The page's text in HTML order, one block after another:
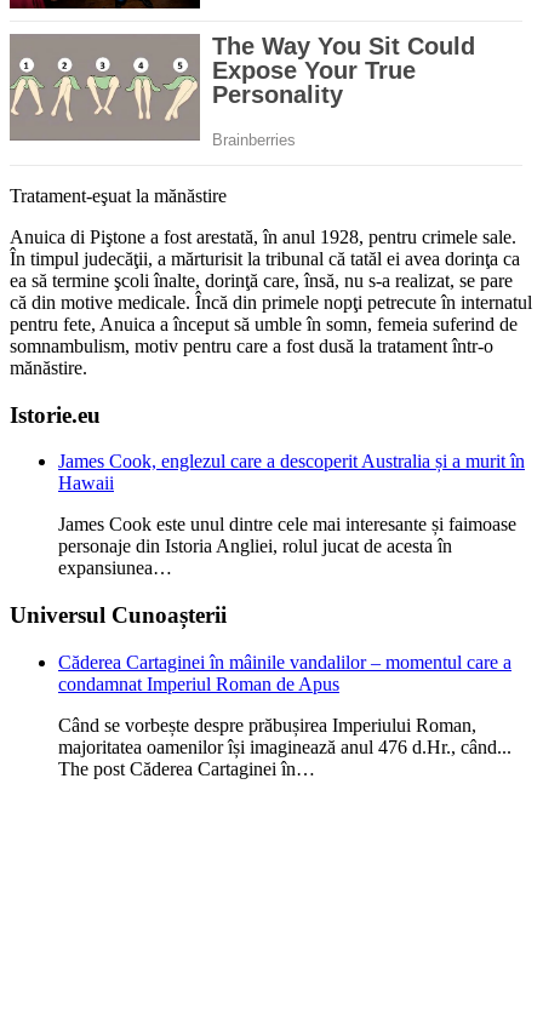
Tratament-eşuat la mănăstire
Anuica di Piştone a fost arestată, în anul 1928, pentru crimele sale.
În timpul judecăţii, a mărturisit la tribunal că tatăl ei avea dorinţa ca
ea să termine şcoli înalte, dorinţă care, însă, nu s-a realizat, se pare
că din motive medicale. Încă din primele nopţi petrecute în internatul
pentru fete, Anuica a început să umble în somn, femeia suferind de
somnambulism, motiv pentru care a fost dusă la tratament într-o
mănăstire.
Istorie.eu
James Cook, englezul care a descoperit Australia și a murit în
Hawaii
James Cook este unul dintre cele mai interesante și faimoase
personaje din Istoria Angliei, rolul jucat de acesta în
expansiunea…
Universul Cunoașterii
Căderea Cartaginei în mâinile vandalilor – momentul care a
condamnat Imperiul Roman de Apus
Când se vorbește despre prăbușirea Imperiului Roman,
majoritatea oamenilor își imaginează anul 476 d.Hr., când...
The post Căderea Cartaginei în…